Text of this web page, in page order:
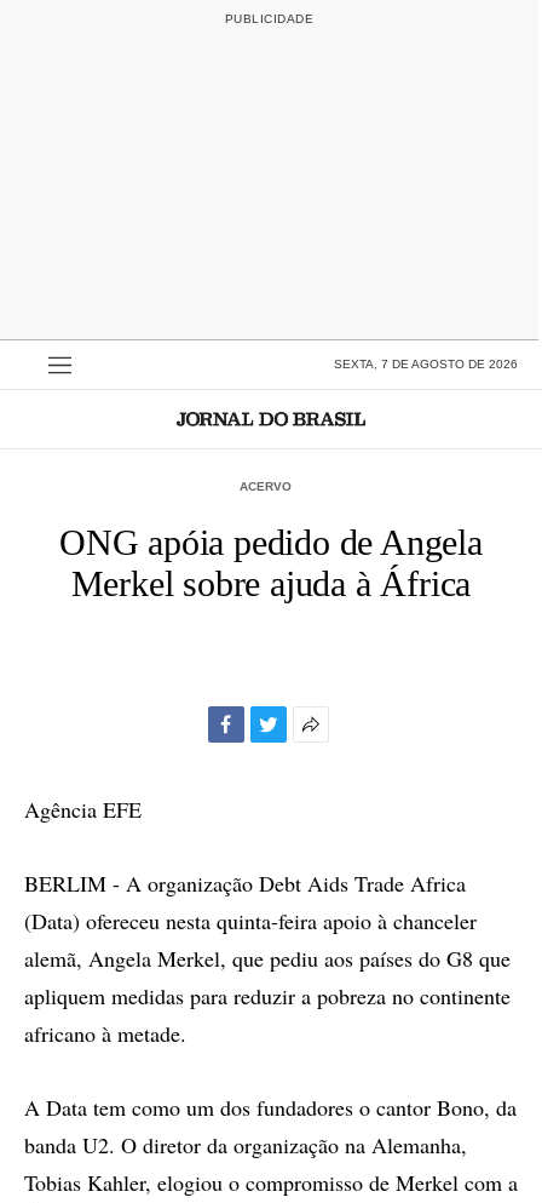
SEXTA, 7 DE AGOSTO DE 2026
ACERVO
ONG apóia pedido de Angela
Merkel sobre ajuda à África
Agência EFE
BERLIM - A organização Debt Aids Trade Africa
(Data) ofereceu nesta quinta-feira apoio à chanceler
alemã, Angela Merkel, que pediu aos países do G8 que
apliquem medidas para reduzir a pobreza no continente
africano à metade.
A Data tem como um dos fundadores o cantor Bono, da
banda U2. O diretor da organização na Alemanha,
Tobias Kahler, elogiou o compromisso de Merkel com a